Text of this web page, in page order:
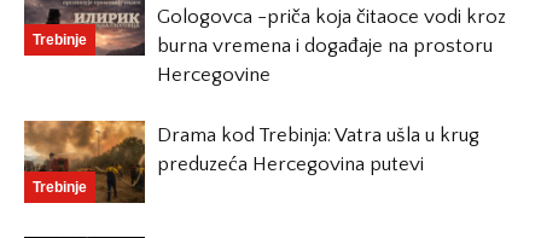
Trebinje
Gologovca -priča koja čitaoce vodi kroz
burna vremena i događaje na prostoru
Hercegovine
Trebinje
Drama kod Trebinja: Vatra ušla u krug
preduzeća Hercegovina putevi